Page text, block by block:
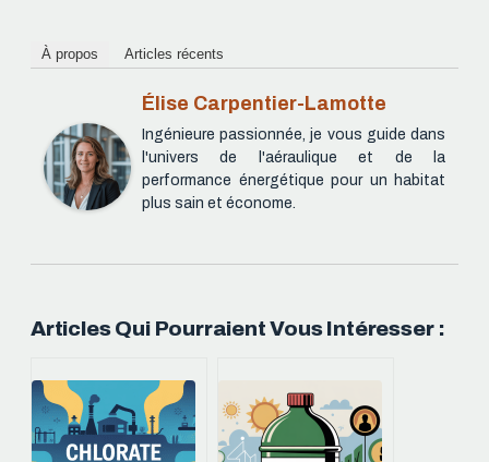
À propos Articles récents
Élise Carpentier-Lamotte
Ingénieure passionnée, je vous guide dans
l'univers de l'aéraulique et de la
performance énergétique pour un habitat
plus sain et économe.
Articles Qui Pourraient Vous Intéresser :